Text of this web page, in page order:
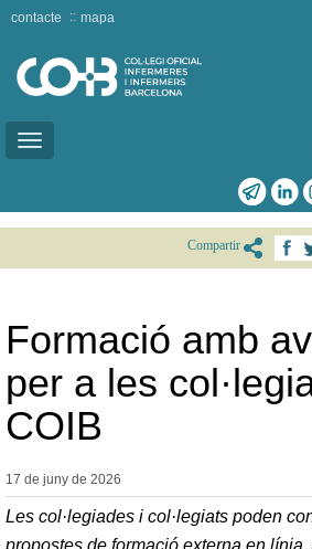
Toggle
contacte mapa
Compartir
Formació amb
per a les
COIB
17 de juny de 2026
Les col·legiades i col·legiats poden